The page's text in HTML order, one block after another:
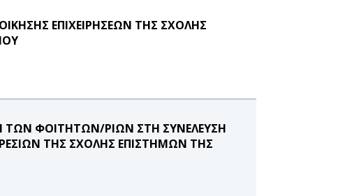
ΕΠΙΧΕΙΡΗΣΕΩΝ ΤΗΣ ΣΧΟΛΗΣ
ΤΩΝ ΦΟΙΤΗΤΩΝ/ΡΙΩΝ ΣΤΗ ΣΥΝΕΛΕΥΣΗ
ΤΗΣ ΣΧΟΛΗΣ ΕΠΙΣΤΗΜΩΝ ΤΗΣ